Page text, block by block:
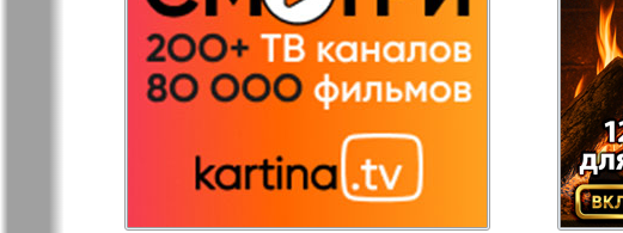
Остров там и тут
Ost-West
Panorama
Переселенец Подруга